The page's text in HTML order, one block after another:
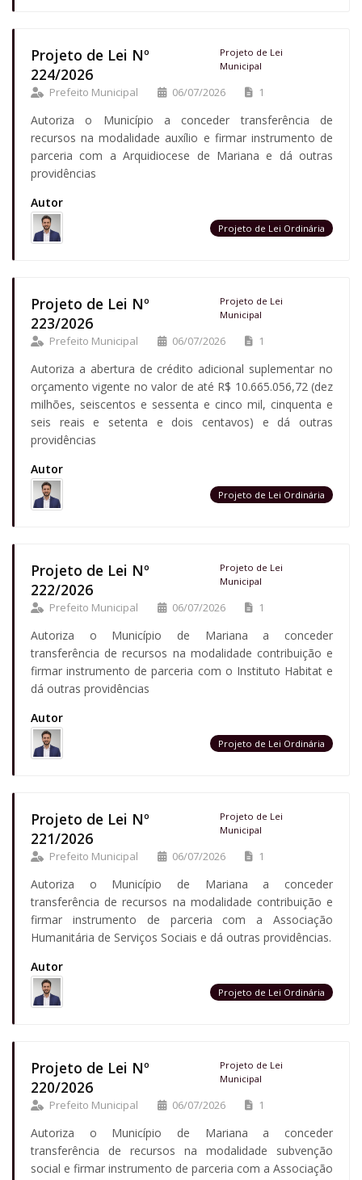
Projeto de Lei Nº
224/2026
Projeto de Lei
Municipal
Prefeito Municipal 06/07/2026 1
Autoriza o Município a conceder transferência de
recursos na modalidade auxílio e firmar instrumento de
parceria com a Arquidiocese de Mariana e dá outras
providências
Autor
Projeto de Lei Ordinária
Projeto de Lei Nº
223/2026
Projeto de Lei
Municipal
Prefeito Municipal 06/07/2026 1
Autoriza a abertura de crédito adicional suplementar no
orçamento vigente no valor de até R$ 10.665.056,72 (dez
milhões, seiscentos e sessenta e cinco mil, cinquenta e
seis reais e setenta e dois centavos) e dá outras
providências
Autor
Projeto de Lei Ordinária
Projeto de Lei Nº
222/2026
Projeto de Lei
Municipal
Prefeito Municipal 06/07/2026 1
Autoriza o Município de Mariana a conceder
transferência de recursos na modalidade contribuição e
firmar instrumento de parceria com o Instituto Habitat e
dá outras providências
Autor
Projeto de Lei Ordinária
Projeto de Lei Nº
221/2026
Projeto de Lei
Municipal
Prefeito Municipal 06/07/2026 1
Autoriza o Município de Mariana a conceder
transferência de recursos na modalidade contribuição e
firmar instrumento de parceria com a Associação
Humanitária de Serviços Sociais e dá outras providências.
Autor
Projeto de Lei Ordinária
Projeto de Lei Nº
220/2026
Projeto de Lei
Municipal
Prefeito Municipal 06/07/2026 1
Autoriza o Município de Mariana a conceder
transferência de recursos na modalidade subvenção
social e firmar instrumento de parceria com a Associação